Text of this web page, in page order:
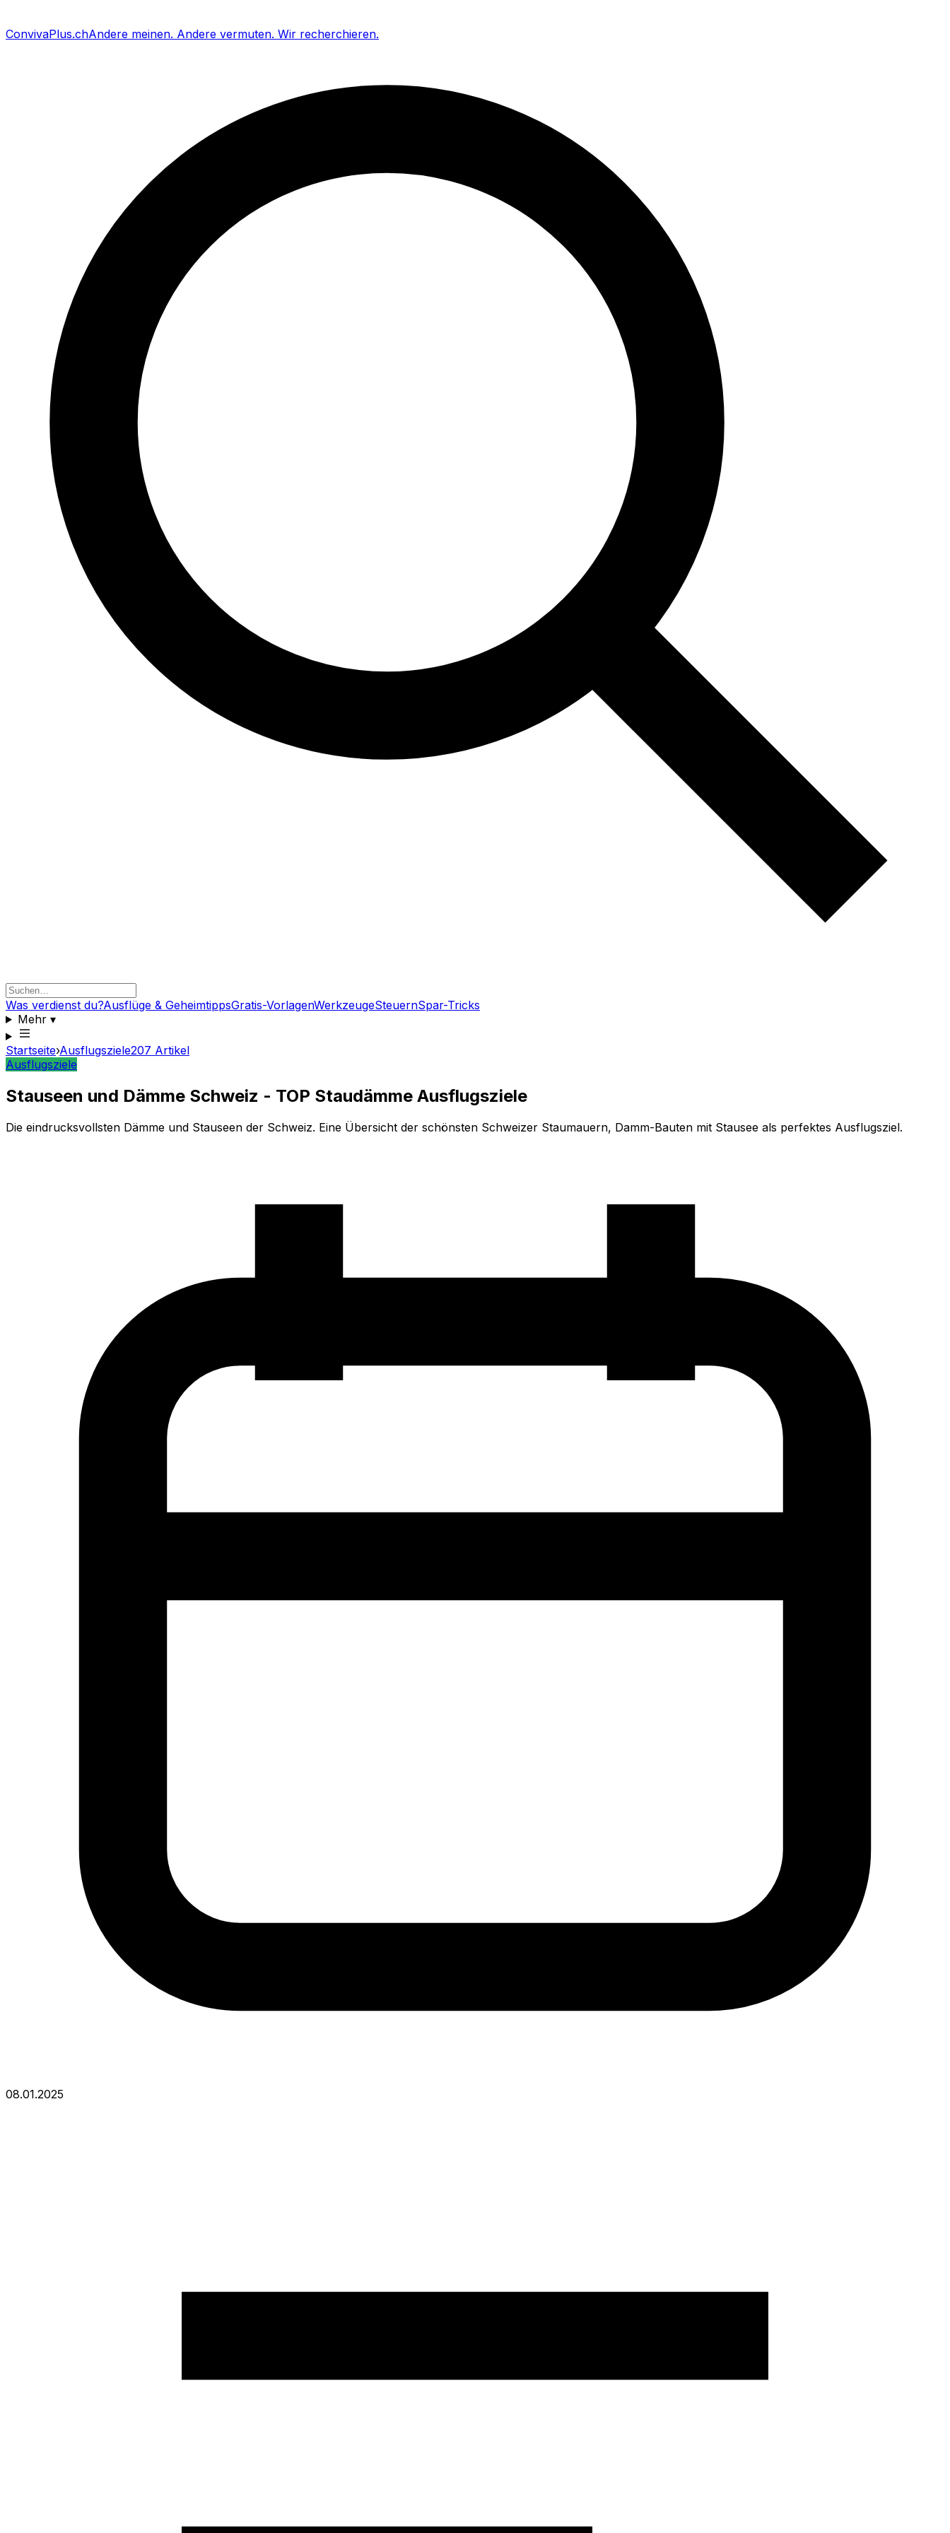
ConvivaPlus.chAndere meinen. Andere vermuten. Wir recherchieren.
Was verdienst du?Ausflüge & GeheimtippsGratis-VorlagenWerkzeugeSteuernSpar-Tricks
Mehr▾
Startseite›Ausflugsziele207 Artikel
Ausflugsziele
Stauseen und Dämme Schweiz - TOP Staudämme Ausflugsziele
Die eindrucksvollsten Dämme und Stauseen der Schweiz. Eine Übersicht der schönsten Schweizer Staumauern, Damm-Bauten mit Stausee als perfektes Ausflugsziel.
08.01.2025